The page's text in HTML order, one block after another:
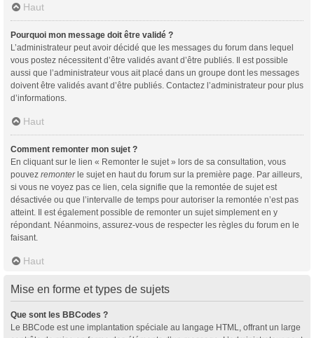
Haut
Pourquoi mon message doit être validé ?
L’administrateur peut avoir décidé que les messages du forum dans lequel
vous postez nécessitent d’être validés avant d’être publiés. Il est possible
aussi que l’administrateur vous ait placé dans un groupe dont les messages
doivent être validés avant d’être publiés. Contactez l’administrateur pour plus
d’informations.
Haut
Comment remonter mon sujet ?
En cliquant sur le lien « Remonter le sujet » lors de sa consultation, vous
pouvez remonterle sujet en haut du forum sur la première page. Par ailleurs,
si vous ne voyez pas ce lien, cela signifie que la remontée de sujet est
désactivée ou que l’intervalle de temps pour autoriser la remontée n’est pas
atteint. Il est également possible de remonter un sujet simplement en y
répondant. Néanmoins, assurez-vous de respecter les règles du forum en le
faisant.
Haut
Mise en forme et types de sujets
Que sont les BBCodes ?
Le BBCode est une implantation spéciale au langage HTML, offrant un large